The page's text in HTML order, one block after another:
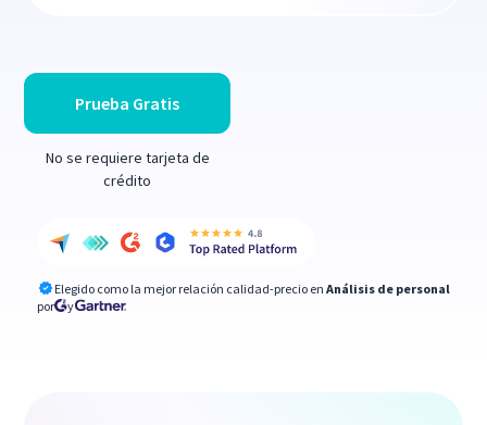
Prueba Gratis
No se requiere tarjeta de
crédito
Elegido como la mejor relación calidad-precio en Análisis de personal
por
y